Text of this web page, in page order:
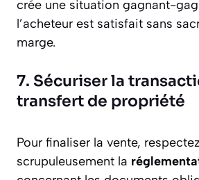
crée une situation gagnant-
l’acheteur est satisfait sans
marge.
7. Sécuriser la
transfert de propriété
Pour finaliser la vente, respectez
scrupuleusement la